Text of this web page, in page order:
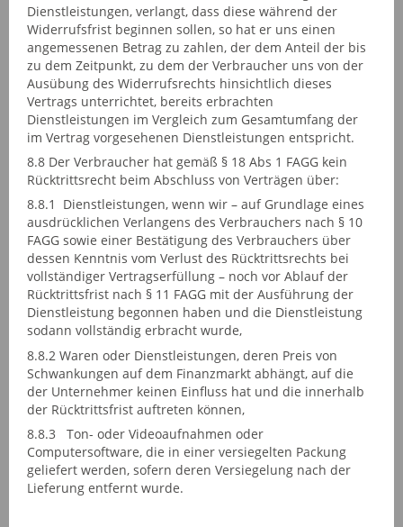
Dienstleistungen, verlangt, dass diese während der
Widerrufsfrist beginnen sollen, so hat er uns einen
angemessenen Betrag zu zahlen, der dem Anteil der bis
zu dem Zeitpunkt, zu dem der Verbraucher uns von der
Ausübung des Widerrufsrechts hinsichtlich dieses
Vertrags unterrichtet, bereits erbrachten
Dienstleistungen im Vergleich zum Gesamtumfang der
im Vertrag vorgesehenen Dienstleistungen entspricht.
8.8 Der Verbraucher hat gemäß § 18 Abs 1 FAGG kein
Rücktrittsrecht beim Abschluss von Verträgen über:
8.8.1 Dienstleistungen, wenn wir – auf Grundlage eines
ausdrücklichen Verlangens des Verbrauchers nach § 10
FAGG sowie einer Bestätigung des Verbrauchers über
dessen Kenntnis vom Verlust des Rücktrittsrechts bei
vollständiger Vertragserfüllung – noch vor Ablauf der
Rücktrittsfrist nach § 11 FAGG mit der Ausführung der
Dienstleistung begonnen haben und die Dienstleistung
sodann vollständig erbracht wurde,
8.8.2 Waren oder Dienstleistungen, deren Preis von
Schwankungen auf dem Finanzmarkt abhängt, auf die
der Unternehmer keinen Einfluss hat und die innerhalb
der Rücktrittsfrist auftreten können,
8.8.3 Ton- oder Videoaufnahmen oder
Computersoftware, die in einer versiegelten Packung
geliefert werden, sofern deren Versiegelung nach der
Lieferung entfernt wurde.